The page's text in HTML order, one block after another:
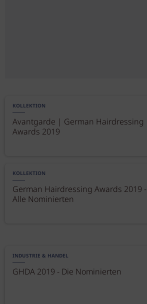
KOLLEKTION
Avantgarde | German Hairdressing
Awards 2019
KOLLEKTION
German Hairdressing Awards 2019 -
Alle Nominierten
INDUSTRIE & HANDEL
GHDA 2019 - Die Nominierten